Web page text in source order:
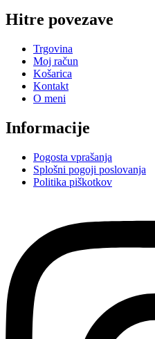
Hitre povezave
Trgovina
Moj račun
Košarica
Kontakt
O meni
Informacije
Pogosta vprašanja
Splošni pogoji poslovanja
Politika piškotkov